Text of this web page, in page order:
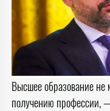
Высшее образование не
получению